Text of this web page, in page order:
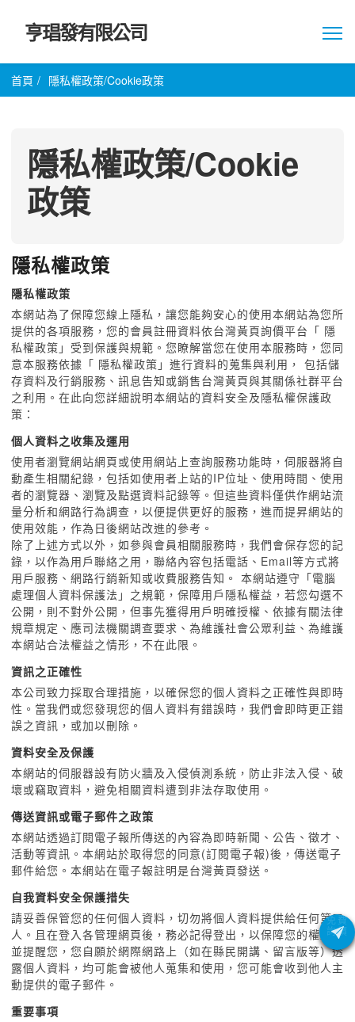
亨琩發有限公司
首頁 / 隱私權政策/Cookie政策
隱私權政策/Cookie
政策
隱私權政策
隱私權政策
本網站為了保障您線上隱私，讓您能夠安心的使用本網站為您所
提供的各項服務，您的會員註冊資料依台灣黃頁詢價平台「 隱
私權政策」受到保護與規範。您瞭解當您在使用本服務時，您同
意本服務依據「 隱私權政策」進行資料的蒐集與利用， 包括儲
存資料及行銷服務、訊息告知或銷售台灣黃頁與其關係社群平台
之利用。在此向您詳細說明本網站的資料安全及隱私權保護政
策：
個人資料之收集及運用
使用者瀏覽網站網頁或使用網站上查詢服務功能時，伺服器將自
動產生相關紀錄，包括如使用者上站的IP位址、使用時間、使用
者的瀏覽器、瀏覽及點選資料記錄等。但這些資料僅供作網站流
量分析和網路行為調查，以便提供更好的服務，進而提昇網站的
使用效能，作為日後網站改進的參考。
除了上述方式以外，如參與會員相關服務時，我們會保存您的記
錄，以作為用戶聯絡之用，聯絡內容包括電話、Email等方式將
用戶服務、網路行銷新知或收費服務告知。 本網站遵守「電腦
處理個人資料保護法」之規範，保障用戶隱私權益，若您勾選不
公開，則不對外公開，但事先獲得用戶明確授權、依據有關法律
規章規定、應司法機關調查要求、為維護社會公眾利益、為維護
本網站合法權益之情形，不在此限。
資訊之正確性
本公司致力採取合理措施，以確保您的個人資料之正確性與即時
性。當我們或您發現您的個人資料有錯誤時，我們會即時更正錯
誤之資訊，或加以刪除。
資料安全及保護
本網站的伺服器設有防火牆及入侵偵測系統，防止非法入侵、破
壞或竊取資料，避免相關資料遭到非法存取使用。
傳送資訊或電子郵件之政策
本網站透過訂閱電子報所傳送的內容為即時新聞、公告、徵才、
活動等資訊。本網站於取得您的同意(訂閱電子報)後，傳送電子
郵件給您。本網站在電子報註明是台灣黃頁發送。
自我資料安全保護措失
請妥善保管您的任何個人資料，切勿將個人資料提供給任何第三
人。且在登入各管理網頁後，務必記得登出，以保障您的權益。
並提醒您，您自願於網際網路上（如在縣民開講、留言版等）透
露個人資料，均可能會被他人蒐集和使用，您可能會收到他人主
動提供的電子郵件。
重要事項